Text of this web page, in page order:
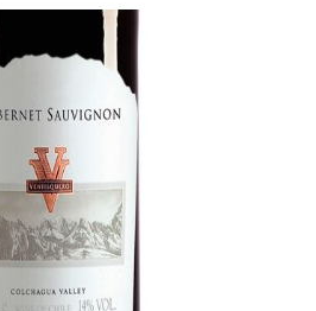
rẻ nhất